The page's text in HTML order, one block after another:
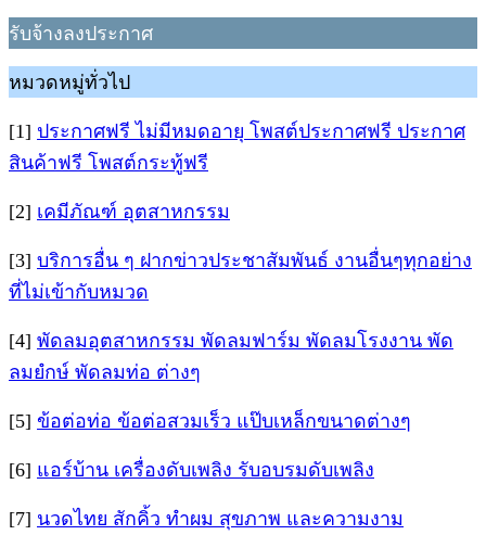
รับจ้างลงประกาศ
หมวดหมู่ทั่วไป
[1] ประกาศฟรี ไม่มีหมดอายุ โพสต์ประกาศฟรี ประกาศ
สินค้าฟรี โพสต์กระทู้ฟรี
[2] เคมีภัณฑ์ อุตสาหกรรม
[3] บริการอื่น ๆ ฝากข่าวประชาสัมพันธ์ งานอื่นๆทุกอย่าง
ที่ไม่เข้ากับหมวด
[4] พัดลมอุตสาหกรรม พัดลมฟาร์ม พัดลมโรงงาน พัด
ลมยํกษ์ พัดลมท่อ ต่างๆ
[5] ข้อต่อท่อ ข้อต่อสวมเร็ว แป๊บเหล็กขนาดต่างๆ
[6] แอร์บ้าน เครื่องดับเพลิง รับอบรมดับเพลิง
[7] นวดไทย สักคิ้ว ทำผม สุขภาพ และความงาม